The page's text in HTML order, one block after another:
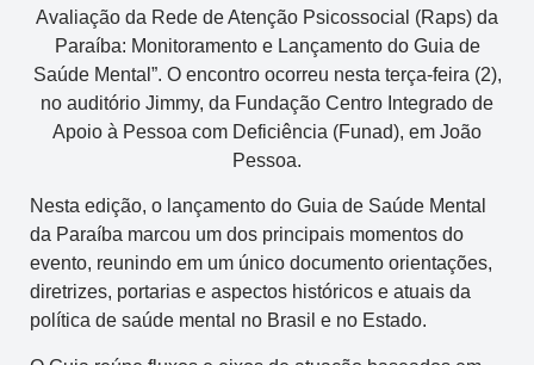
Avaliação da Rede de Atenção Psicossocial (Raps) da
Paraíba: Monitoramento e Lançamento do Guia de
Saúde Mental”. O encontro ocorreu nesta terça-feira (2),
no auditório Jimmy, da Fundação Centro Integrado de
Apoio à Pessoa com Deficiência (Funad), em João
Pessoa.
Nesta edição, o lançamento do Guia de Saúde Mental
da Paraíba marcou um dos principais momentos do
evento, reunindo em um único documento orientações,
diretrizes, portarias e aspectos históricos e atuais da
política de saúde mental no Brasil e no Estado.